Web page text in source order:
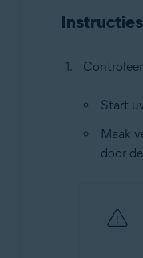
Instructies
Start
Maak
door